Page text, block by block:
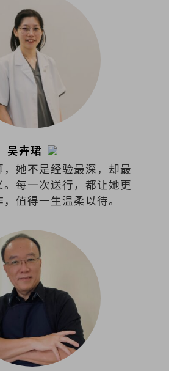
吴卉珺
她不是经验最深，却最
每一次送行，都让她更
值得一生温柔以待。